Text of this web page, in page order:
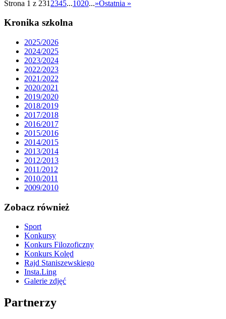
Strona 1 z 231 2345...1020...»Ostatnia »
Kronika szkolna
2025/2026
2024/2025
2023/2024
2022/2023
2021/2022
2020/2021
2019/2020
2018/2019
2017/2018
2016/2017
2015/2016
2014/2015
2013/2014
2012/2013
2011/2012
2010/2011
2009/2010
Zobacz również
Sport
Konkursy
Konkurs Filozoficzny
Konkurs Kolęd
Rajd Staniszewskiego
Insta.Ling
Galerie zdjęć
Partnerzy